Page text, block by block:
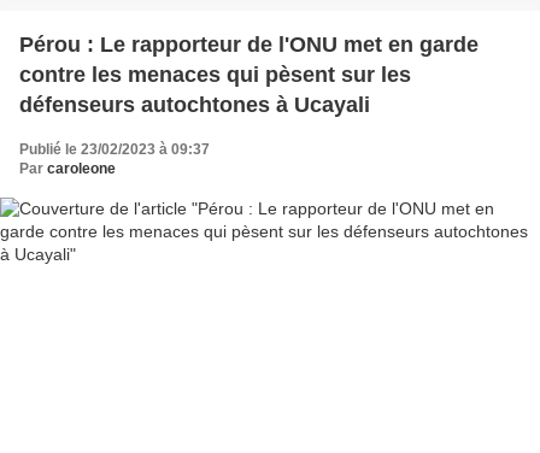
Pérou : Le rapporteur de l'ONU met en garde
contre les menaces qui pèsent sur les
défenseurs autochtones à Ucayali
Publié le 23/02/2023 à 09:37
Par caroleone